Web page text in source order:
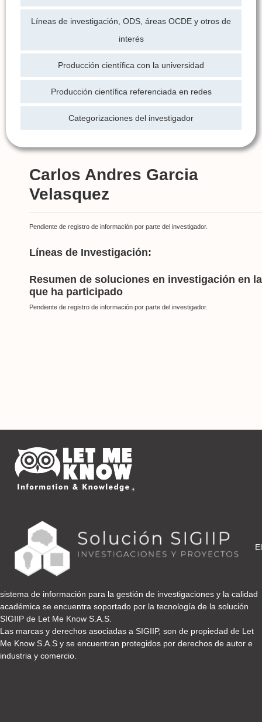
Líneas de investigación, ODS, áreas OCDE y otros de
interés
Producción científica con la universidad
Producción científica referenciada en redes
Categorizaciones del investigador
Carlos Andres Garcia
Velasquez
Pendiente de registro de información por parte del investigador.
Líneas de Investigación:
Resumen de soluciones en investigación en
que ha participado
Pendiente de registro de información por parte del investigador.
El
sistema de información para la gestión de investigaciones y la calidad
académica se encuentra soportado por la tecnología de la solución
SIGIIP de Let Me Know S.A.S.
Las marcas y derechos asociadas a SIGIIP, son de propiedad de Let
Me Know S.A.S y se encuentran protegidos por derechos de autor e
industria y comercio.